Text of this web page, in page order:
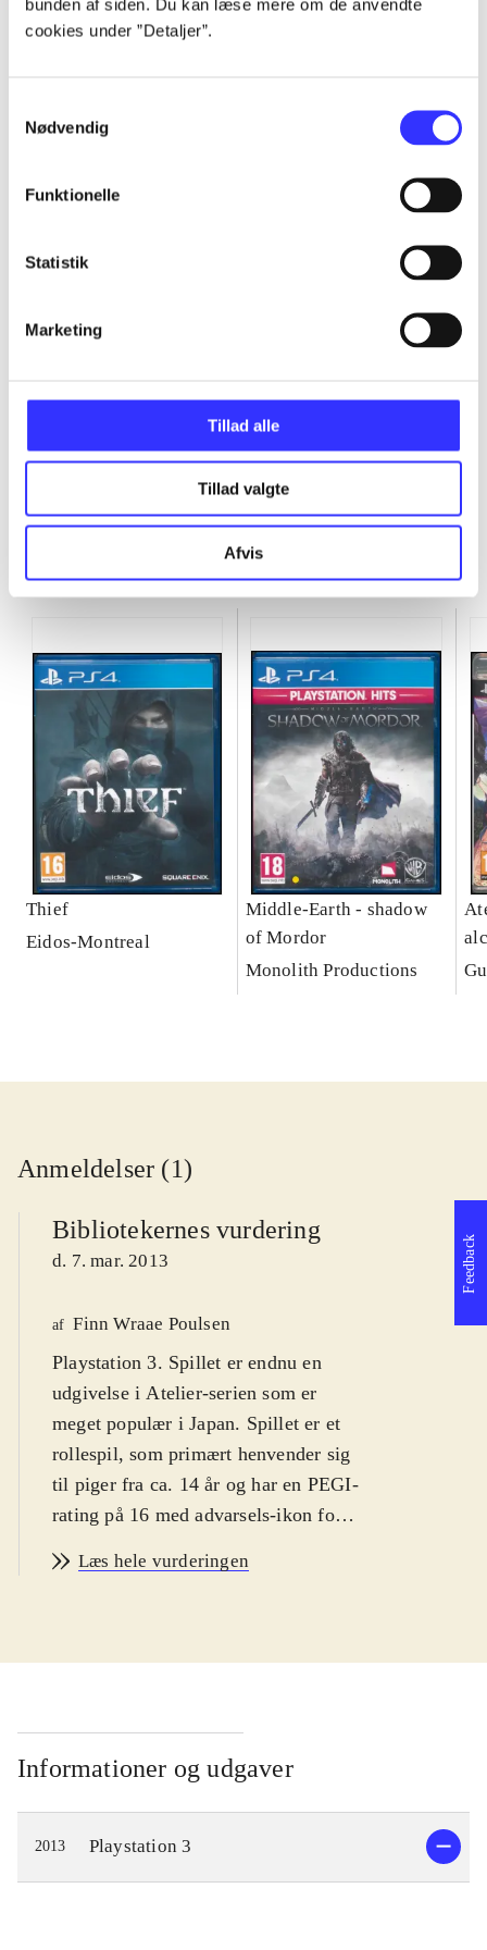
bunden af siden. Du kan læse mere om de anvendte
cookies under ”Detaljer”.
Nødvendig
Funktionelle
Statistik
Marketing
Tillad alle
Tillad valgte
Afvis
Artikler
...
...
...
...
Thief
Eidos-Montreal
Middle-Earth - shadow
of Mordor
Monolith Productions
Anmeldelser (1)
Bibliotekernes vurdering
d. 7. mar. 2013
af Finn Wraae Poulsen
Playstation 3. Spillet er endnu en
udgivelse i Atelier-serien som er
meget populær i Japan. Spillet er et
rollespil, som primært henvender sig
til piger fra ca. 14 år og har en PEGI-
rating på 16 med advarsels-ikon for
Spillets hovedperson er den ensomme
ude på landet. Hendes bedstefar er
forsvundet. Spillets mål er derfor at
genforene Ayesha med sin lillesøster.
En dag da Ayesha besøger Nio's
gravsted, finder hun ud af at hun
muligvis stadig er i live og
eftersøgningen kan begynde. Dette
Læs hele vurderingen
Informationer og udgaver
2013 Playstation 3
Feedback